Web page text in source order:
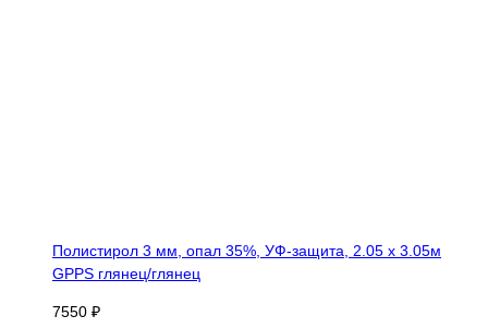
Полистирол 3 мм, опал 35%, УФ-защита, 2.05 х 3.05м
GPPS глянец/глянец
7550 ₽